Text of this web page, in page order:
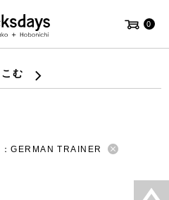
0
む
：GERMAN TRAINER